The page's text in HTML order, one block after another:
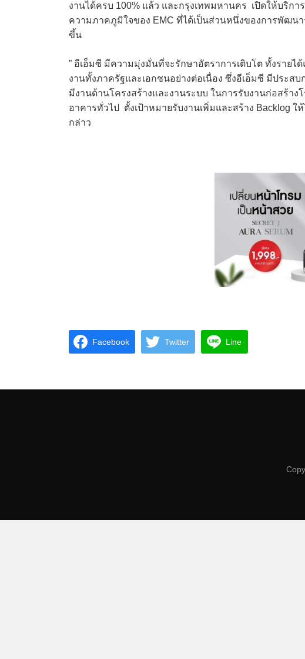
งานได้ครบ 100% แล้ว และกรุงเทพมหานคร เปิดให้บริก
ความภาคภูมิใจของ EMC ที่ได้เป็นส่วนหนึ่งของการพัฒ
ขึ้น
” อีเอ็มซี มีความมุ่งมั่นที่จะรักษาอัตราการเติบโต ทั้งรายไ
งานทั้งภาครัฐและเอกชนอย่างต่อเนื่อง ซึ่งอีเอ็มซี มีประ
มีงานด้านโครงสร้างและงานระบบ ในการรับงานก่อสร้า
อาคารทั่วไป ตั้งเป้าหมายรับงานเพิ่มและสร้าง Backlog ใ
กล่าว
Facebook Twitter Line